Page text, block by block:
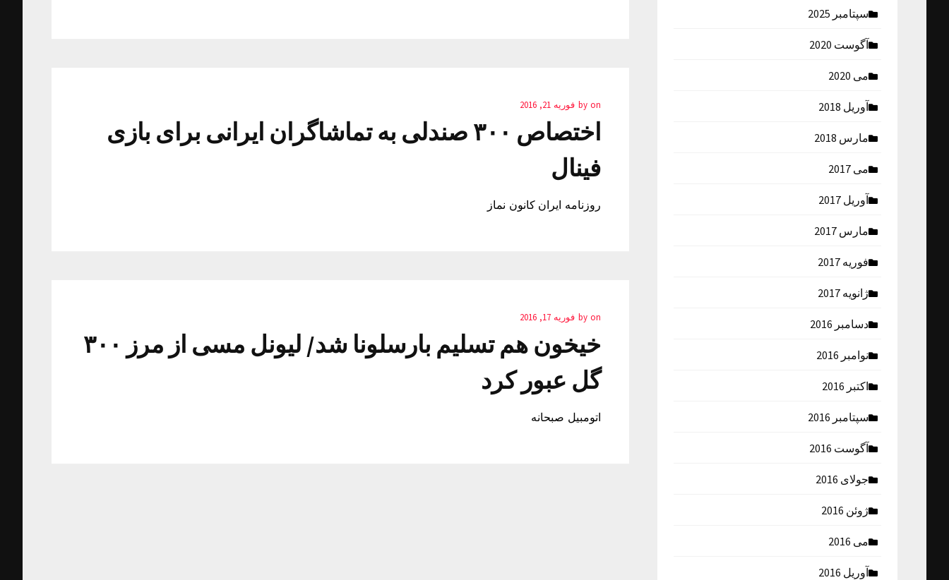
by on فوریه 21, 2016
اختصاص ۳۰۰ صندلی به تماشاگران ایرانی برای بازی
فینال
روزنامه ایران کانون نماز
by on فوریه 17, 2016
خیخون هم تسلیم بارسلونا شد/ لیونل مسی از مرز ۳۰۰
گل عبور کرد
اتومبیل صبحانه
سپتامبر 2025
آگوست 2020
می 2020
آوریل 2018
مارس 2018
می 2017
آوریل 2017
مارس 2017
فوریه 2017
ژانویه 2017
دسامبر 2016
نوامبر 2016
اکتبر 2016
سپتامبر 2016
آگوست 2016
جولای 2016
ژوئن 2016
می 2016
آوریل 2016